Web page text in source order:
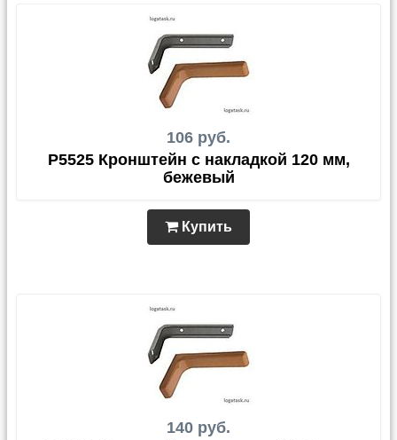
106 руб.
P5525 Кронштейн с накладкой 120 мм,
бежевый
Купить
140 руб.